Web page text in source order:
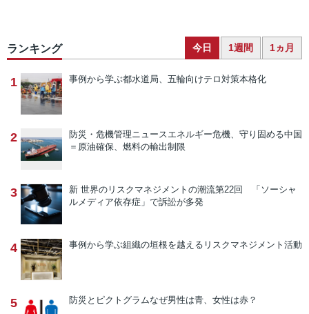
ランキング 今日 1週間 1ヵ月
1 事例から学ぶ都水道局、五輪向けテロ対策本格化
2 防災・危機管理ニュースエネルギー危機、守り固める中国
＝原油確保、燃料の輸出制限
3 新 世界のリスクマネジメントの潮流第22回 「ソーシャ
ルメディア依存症」で訴訟が多発
4 事例から学ぶ組織の垣根を越えるリスクマネジメント活動
5 防災とピクトグラムなぜ男性は青、女性は赤？